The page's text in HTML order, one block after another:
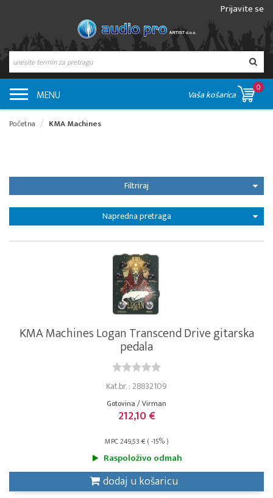
Prijavite se
MENU Vaša košarica
0
Početna KMA Machines
Filtriraj
Napredna pretraga
KMA Machines Logan Transcend Drive gitarska
pedala
Kat.br. : 28832109
Gotovina / Virman
212,10 €
MPC 249,53 € ( -15% )
Raspoloživo odmah
dodaj u košaricu